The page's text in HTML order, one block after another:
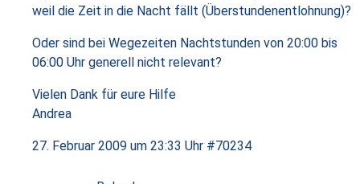
weil die Zeit in die Nacht fällt (Überstundenentlohnung)?
Oder sind bei Wegezeiten Nachtstunden von 20:00 bis
06:00 Uhr generell nicht relevant?
Vielen Dank für eure Hilfe
Andrea
27. Februar 2009 um 23:33 Uhr #70234